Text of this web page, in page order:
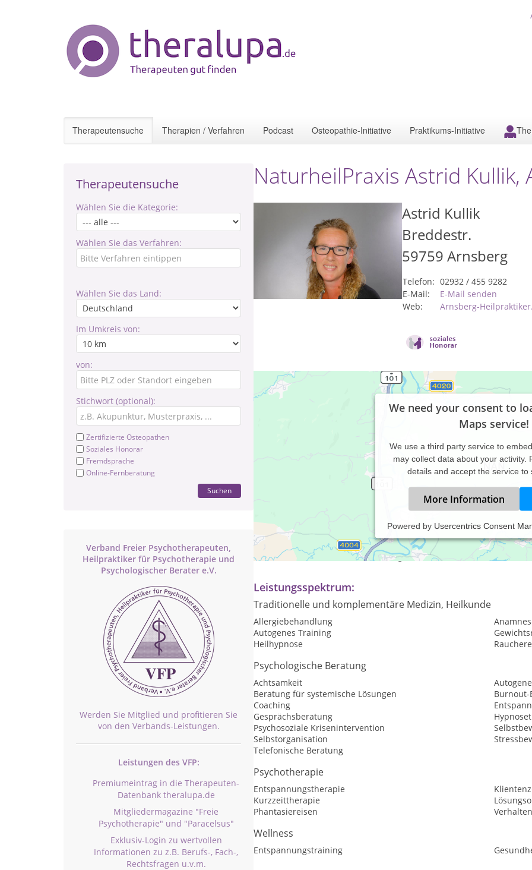
Therapeutensuche Therapien / Verfahren Podcast Osteopathie-Initiative Praktikums-Initiative
Therapeutensuche
Wählen Sie die Kategorie:
Wählen Sie das Verfahren:
Wählen Sie das Land:
Im Umkreis von:
von:
Stichwort (optional):
Zertifizierte Osteopathen
Soziales Honorar
Fremdsprache
Online-Fernberatung
Suchen
Verband Freier Psychotherapeuten,
Heilpraktiker für Psychotherapie und
Psychologischer Berater e.V.
Werden Sie Mitglied und profitieren Sie
von den Verbands-Leistungen.
Leistungen des VFP:
Premiumeintrag in die Therapeuten-
Datenbank theralupa.de
Mitgliedermagazine "Freie
Psychotherapie" und "Paracelsus"
Exklusiv-Login zu wertvollen
Informationen zu z.B. Berufs-, Fach-,
Rechtsfragen u.v.m.
NaturheilPraxis Astrid Kullik,
Astrid Kullik
Breddestr.
59759 Arnsberg
Telefon: 02932 / 455 9282
E-Mail:
E-Mail senden
Web:
Arnsberg-
We need your consent to
Maps service!
We use a third party service to
may collect data about your activity.
details and accept the service to
More Information
Powered by Usercentrics Consent
Praxiszeiten:
Nur nach telefonischer Vereinbarung
Leistungsspektrum:
Traditionelle und komplementäre Medizin, Heilkunde
Allergiebehandlung
Autogenes Training
Heilhypnose
Psychologische Beratung
Achtsamkeit
Beratung für systemische Lösungen
Coaching
Gesprächsberatung
Psychosoziale Krisenintervention
Selbstorganisation
Telefonische Beratung
Psychotherapie
Entspannungstherapie
Kurzzeittherapie
Phantasiereisen
Wellness
Entspannungstraining